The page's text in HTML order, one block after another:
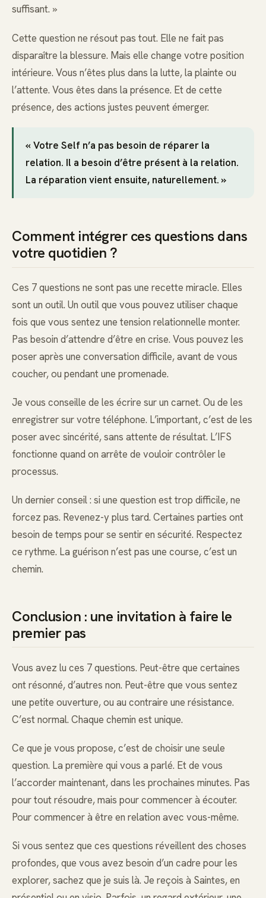
suffisant. »
Cette question ne résout pas tout. Elle ne fait pas
disparaître la blessure. Mais elle change votre position
intérieure. Vous n’êtes plus dans la lutte, la plainte ou
l’attente. Vous êtes dans la présence. Et de cette
présence, des actions justes peuvent émerger.
« Votre Self n’a pas besoin de réparer la
relation. Il a besoin d’être présent à la relation.
La réparation vient ensuite, naturellement. »
Comment intégrer ces questions dans
votre quotidien ?
Ces 7 questions ne sont pas une recette miracle. Elles
sont un outil. Un outil que vous pouvez utiliser chaque
fois que vous sentez une tension relationnelle monter.
Pas besoin d’attendre d’être en crise. Vous pouvez les
poser après une conversation difficile, avant de vous
coucher, ou pendant une promenade.
Je vous conseille de les écrire sur un carnet. Ou de les
enregistrer sur votre téléphone. L’important, c’est de les
poser avec sincérité, sans attente de résultat. L’IFS
fonctionne quand on arrête de vouloir contrôler le
processus.
Un dernier conseil : si une question est trop difficile, ne
forcez pas. Revenez-y plus tard. Certaines parties ont
besoin de temps pour se sentir en sécurité. Respectez
ce rythme. La guérison n’est pas une course, c’est un
chemin.
Conclusion : une invitation à faire le
premier pas
Vous avez lu ces 7 questions. Peut-être que certaines
ont résonné, d’autres non. Peut-être que vous sentez
une petite ouverture, ou au contraire une résistance.
C’est normal. Chaque chemin est unique.
Ce que je vous propose, c’est de choisir une seule
question. La première qui vous a parlé. Et de vous
l’accorder maintenant, dans les prochaines minutes. Pas
pour tout résoudre, mais pour commencer à écouter.
Pour commencer à être en relation avec vous-même.
Si vous sentez que ces questions réveillent des choses
profondes, que vous avez besoin d’un cadre pour les
explorer, sachez que je suis là. Je reçois à Saintes, en